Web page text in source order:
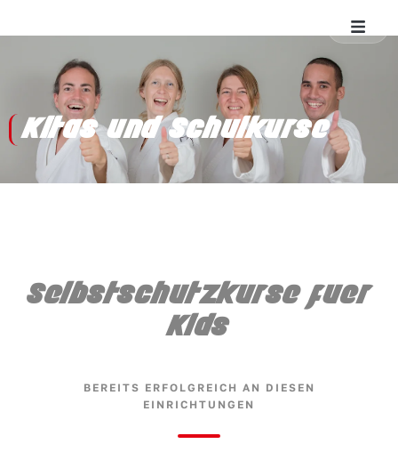
Kitas und Schulkurse
Selbstschutzkurse fuer
Kids
BEREITS ERFOLGREICH AN DIESEN
EINRICHTUNGEN